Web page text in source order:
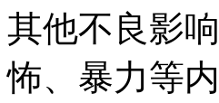
其他不良影
怖、暴力等